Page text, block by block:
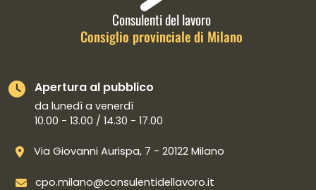
Consulenti del lavoro
Consiglio provinciale di Milano
Apertura al pubblico
da lunedì a venerdì
10.00 - 13.00 / 14.30 - 17.00
Via Giovanni Aurispa, 7 - 20122 Milano
cpo.milano@consulentidellavoro.it